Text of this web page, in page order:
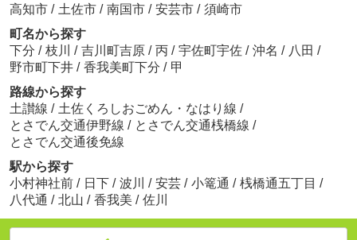
高知市 / 土佐市 / 南国市 / 安芸市 / 須崎市
町名から探す
下分 / 枝川 / 吉川町吉原 / 丙 / 宇佐町宇佐 / 沖名 / 八田 /
野市町下井 / 香我美町下分 / 甲
路線から探す
土讃線 / 土佐くろしおごめん・なはり線 /
とさでん交通伊野線 / とさでん交通桟橋線 /
とさでん交通後免線
駅から探す
小村神社前 / 日下 / 波川 / 安芸 / 小篭通 / 桟橋通五丁目 /
八代通 / 北山 / 香我美 / 佐川